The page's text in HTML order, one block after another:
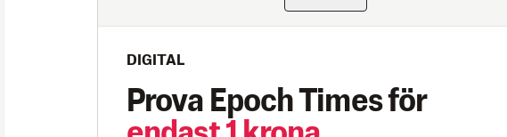
DIGITAL
Prova Epoch Times för